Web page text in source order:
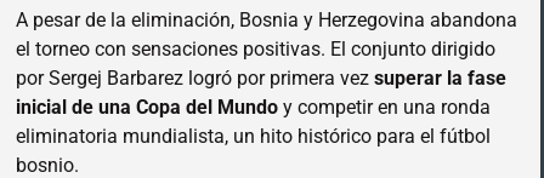
A pesar de la eliminación, Bosnia y Herzegovina abandona
el torneo con sensaciones positivas. El conjunto dirigido
por Sergej Barbarez logró por primera vez superar la fase
inicial de una Copa del Mundo y competir en una ronda
eliminatoria mundialista, un hito histórico para el fútbol
bosnio.